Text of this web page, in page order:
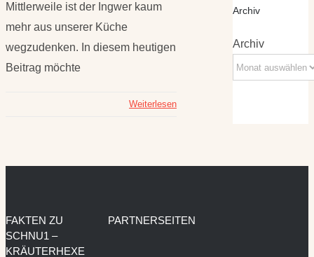
Mittlerweile ist der Ingwer kaum
mehr aus unserer Küche
wegzudenken. In diesem heutigen
Beitrag möchte
Weiterlesen
Archiv
Archiv
FAKTEN ZU
SCHNU1 –
KRÄUTERHEXE
PARTNERSEITEN